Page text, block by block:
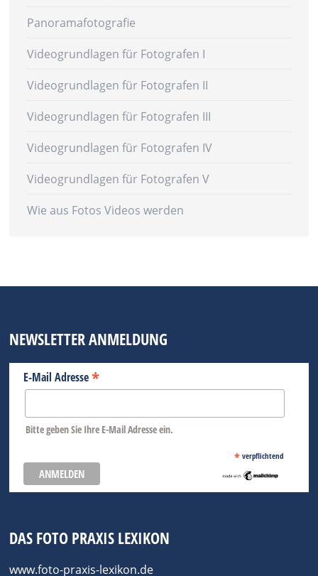
Panoramafotografie
Videogrundlagen für Fotografen I
Videogrundlagen für Fotografen II
Videogrundlagen für Fotografen III
Videogrundlagen für Fotografen IV
Videogrundlagen für Fotografen V
Wie aus Fotos Videos werden
NEWSLETTER ANMELDUNG
E-Mail Adresse*
Bitte geben Sie Ihre E-Mail Adresse ein.
* verpflichtend
DAS FOTO PRAXIS LEXIKON
www.foto-praxis-lexikon.de